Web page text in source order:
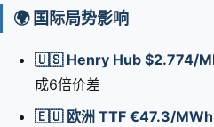
🌍 国际局势影响
🇺🇸 Henry Hub $2.774/
成6倍价差
🇪🇺 欧洲 TTF €47.3/MWh